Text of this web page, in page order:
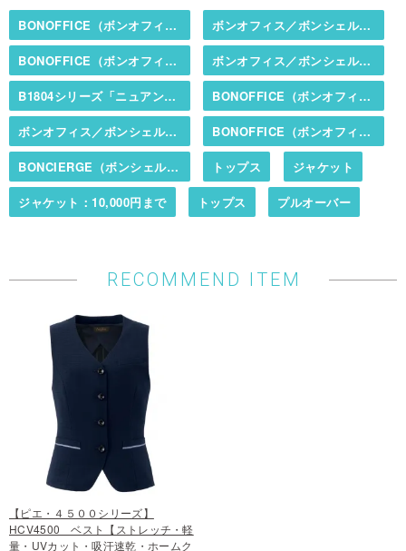
BONOFFICE（ボンオフィス）／BONCIERGE（ボンシェルジュ） ボンオフィス／ボンシェルジュ春夏カタログ掲載商品
BONOFFICE（ボンオフィス）／BONCIERGE（ボンシェルジュ） ボンオフィス／ボンシェルジュ春夏カタログ掲載商品
B1804シリーズ「ニュアンスドビー」（オールシーズン／春夏商品・ストレッチ） BONOFFICE（ボンオフィス）／BONCIERGE（ボンシェルジュ）
ボンオフィス／ボンシェルジュ秋冬カタログ掲載商品 BONOFFICE（ボンオフィス）／BONCIERGE（ボンシェルジュ）
BONCIERGE（ボンシェルジュ） トップス ジャケット
ジャケット：10,000円まで トップス プルオーバー
RECOMMEND ITEM
【ピエ・４５００シリーズ】
HCV4500 ベスト【ストレッチ・軽
量・UVカット・吸汗速乾・ホームク